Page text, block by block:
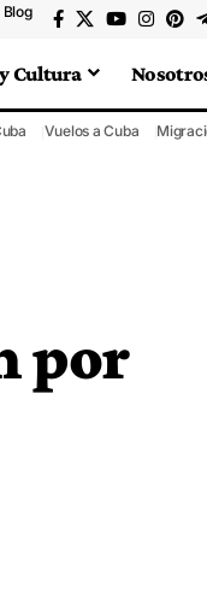
Blog
Cultura
Vuelos a Cuba
por